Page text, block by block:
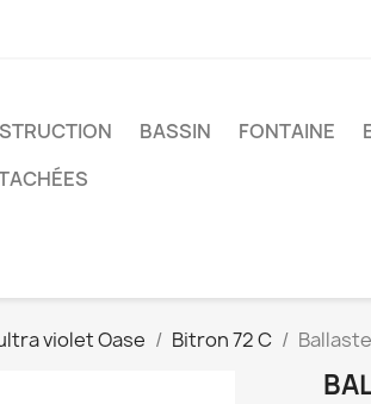
BASSIN FONTAINE
violet Oase Bitron 72 C